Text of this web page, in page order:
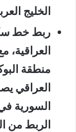
الخليج
ربط خط
منطقة
العراقي
السورية
الربط من